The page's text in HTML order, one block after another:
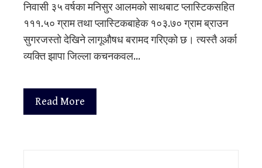
निवासी ३५ वर्षका मनिसुर आलमको साथबाट प्लास्टिकसहित
१११.५० ग्राम तथा प्लास्टिकबाहेक १०३.७० ग्राम ब्राउन
सुगरजस्तो देखिने लागूऔषध बरामद गरिएको छ। त्यस्तै अर्का
व्यक्ति झापा जिल्ला कचनकवल…
Read More